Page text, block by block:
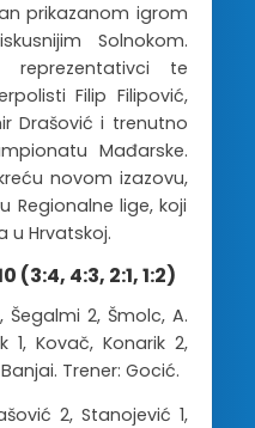
prikazanom igrom
Solnokom.
reprezentativci te
Filip Filipović,
Drašović i trenutno
Mađarske.
novom izazovu,
Regionalne lige, koji
u Hrvatskoj.
(3:4, 4:3, 2:1, 1:2)
Šegalmi 2, Šmolc, A.
1, Kovač, Konarik 2,
Trener: Gocić.
2, Stanojević 1,